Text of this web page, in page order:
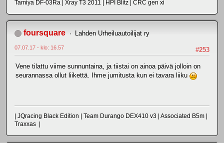
Tamiya DF-03Ra | Xray T3 2011 | HPI Blitz | CRC gen xi
foursquare Lahden Urheiluautoilijat ry
#253
07.07.17 - klo: 16.57
Vene tilattu viime sunnuntaina, ja tiistai on ainoa päivä jolloin on
seurannassa ollut liikettä. Ihme jumitusta kun ei tavara liiku
| JQracing Black Edition | Team Durango DEX410 v3 | Associated B5m |
Traxxas |